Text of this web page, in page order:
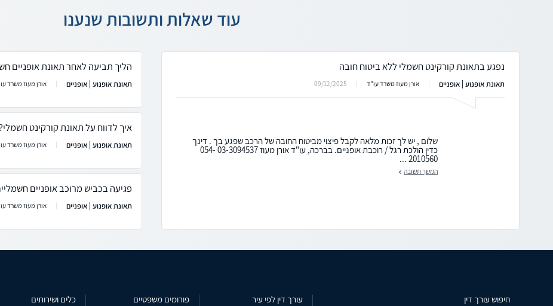
עוד שאלות ותשובות שנענו
נפגע בתאונת קורקינט חשמלי ללא ביטוח חובה
תאונת אופנוע | אופניים אורן מעוז משרד עו"ד 09/12/2025
שלום , יש לך זכות מלאה לקבל פיצוי מביטוח החובה של הרכב שפגע בך . דינך
כדין הולכת רגל / רוכבת אופניים. בברכה, עו"ד אורן מעוז 03-3094537 054-
2010560 ...
המשך תשובה
הליך תביעה לאחר תאונת אופניים
תאונת אופנוע | אופניים אורן מעוז משרד
איך לדווח על תאונת קורקינט
תאונת אופנוע | אופניים אורן מעוז משרד
פגיעה בכביש מרוכב אופניים
תאונת אופנוע | אופניים אורן מעוז משרד
חיפוש עורך דין עורך דין לפי עיר פורומים משפטיים כלים ושירותים